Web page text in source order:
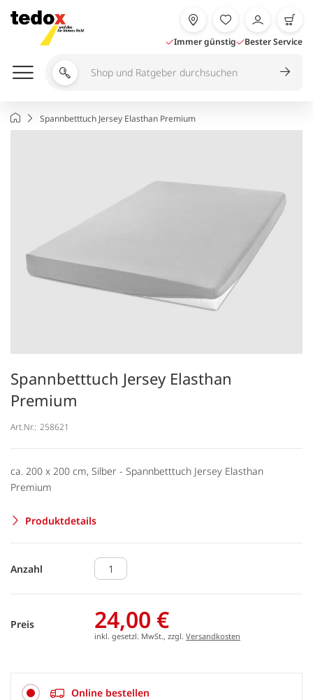
Inhalt
springen
Immer günstig Bester Service
Shop
durchsuchen
StartseiteSpannbetttuch Jersey Elasthan Premium
Spannbetttuch Jersey Elasthan
Premium
Art.Nr.: 258621
ca. 200 x 200 cm, Silber - Spannbetttuch Jersey Elasthan
Premium
Produktdetails
Anzahl
Preis 24,00 €
inkl. gesetzl. MwSt., zzgl. Versandkosten
Online bestellen